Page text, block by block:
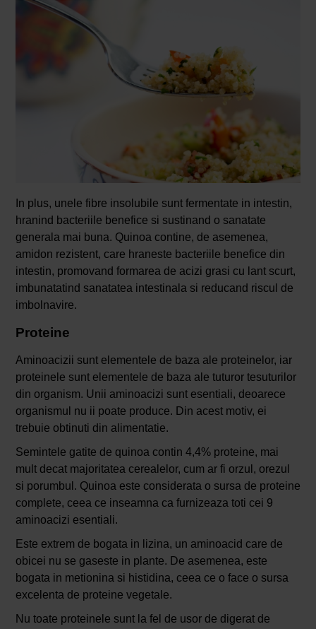
In plus, unele fibre insolubile sunt fermentate in intestin,
hranind bacteriile benefice si sustinand o sanatate
generala mai buna. Quinoa contine, de asemenea,
amidon rezistent, care hraneste bacteriile benefice din
intestin, promovand formarea de acizi grasi cu lant scurt,
imbunatatind sanatatea intestinala si reducand riscul de
imbolnavire.
Proteine
Aminoacizii sunt elementele de baza ale proteinelor, iar
proteinele sunt elementele de baza ale tuturor tesuturilor
din organism. Unii aminoacizi sunt esentiali, deoarece
organismul nu ii poate produce. Din acest motiv, ei
trebuie obtinuti din alimentatie.
Semintele gatite de quinoa contin 4,4% proteine, mai
mult decat majoritatea cerealelor, cum ar fi orzul, orezul
si porumbul. Quinoa este considerata o sursa de proteine
complete, ceea ce inseamna ca furnizeaza toti cei 9
aminoacizi esentiali.
Este extrem de bogata in lizina, un aminoacid care de
obicei nu se gaseste in plante. De asemenea, este
bogata in metionina si histidina, ceea ce o face o sursa
excelenta de proteine vegetale.
Nu toate proteinele sunt la fel de usor de digerat de